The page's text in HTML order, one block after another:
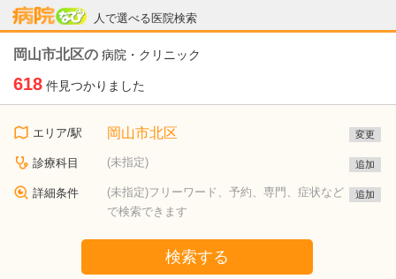
人で選べる医院検索
病院なび
岡山市北区の 病院・クリニック
618 件見つかりました
エリア/駅 岡山市北区 変更
診療科目 (未指定) 追加
詳細条件
(未指定)フリーワード、予約、専門、症状など
で検索できます
追加
検索する